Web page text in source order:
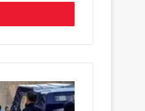
ب
د
ك
ا
ل